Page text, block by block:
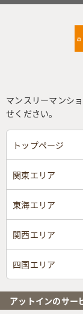
マンスリーマンシ
せください。
トップページ
関東エリア
東海エリア
関西エリア
四国エリア
アットインのサー